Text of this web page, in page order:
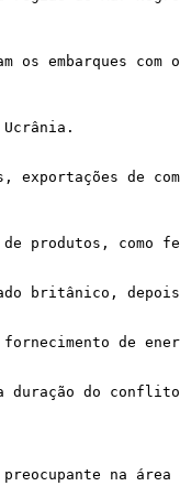
embarques com
Ucrânia.
de
produtos,
britânico, depois
de
duração do